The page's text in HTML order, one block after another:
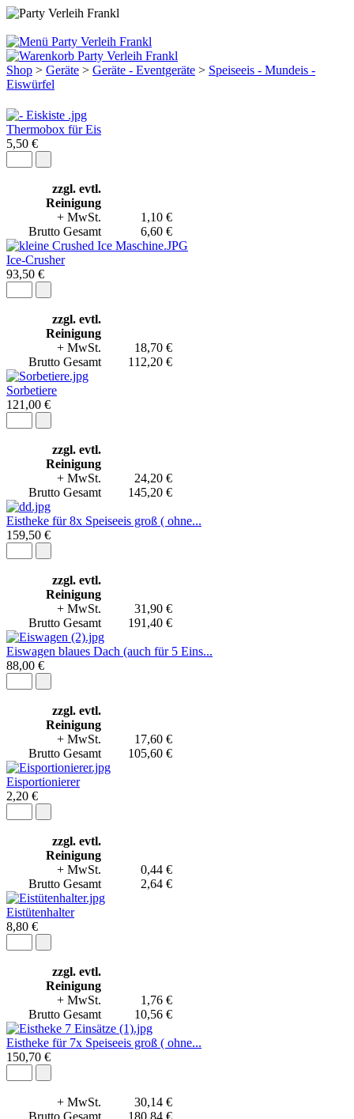
Shop > Geräte > Geräte - Eventgeräte > Speiseeis - Mundeis -
Eiswürfel
Thermobox für Eis
5,50 €
zzgl. evtl.
Reinigung
+ MwSt.
1,10 €
Brutto Gesamt
6,60 €
Ice-Crusher
93,50 €
zzgl. evtl.
Reinigung
+ MwSt.
18,70 €
Brutto Gesamt
112,20 €
Sorbetiere
121,00 €
zzgl. evtl.
Reinigung
+ MwSt.
24,20 €
Brutto Gesamt
145,20 €
Eistheke für 8x Speiseeis groß ( ohne...
159,50 €
zzgl. evtl.
Reinigung
+ MwSt.
31,90 €
Brutto Gesamt
191,40 €
Eiswagen blaues Dach (auch für 5 Eins...
88,00 €
zzgl. evtl.
Reinigung
+ MwSt.
17,60 €
Brutto Gesamt
105,60 €
Eisportionierer
2,20 €
zzgl. evtl.
Reinigung
+ MwSt.
0,44 €
Brutto Gesamt
2,64 €
Eistütenhalter
8,80 €
zzgl. evtl.
Reinigung
+ MwSt.
1,76 €
Brutto Gesamt
10,56 €
Eistheke für 7x Speiseeis groß ( ohne...
150,70 €
+ MwSt.
30,14 €